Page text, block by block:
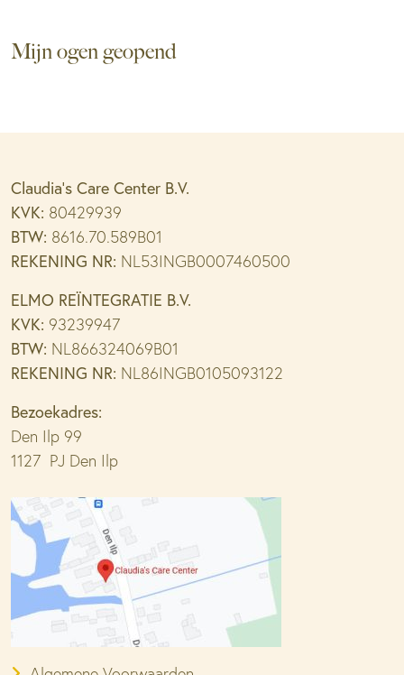
Mijn ogen geopend
Claudia’s Care Center B.V.
KVK: 80429939
BTW: 8616.70.589B01
REKENING NR: NL53INGB0007460500
ELMO REÏNTEGRATIE B.V.
KVK: 93239947
BTW: NL866324069B01
REKENING NR: NL86INGB0105093122
Bezoekadres:
Den Ilp 99
1127 PJ Den Ilp